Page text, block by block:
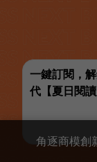
一鍵訂閱，
代【夏日閱
角逐商模創